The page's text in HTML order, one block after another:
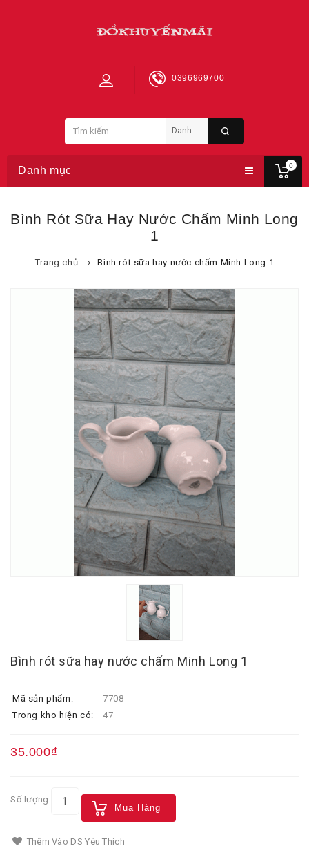
0
0396969700
Danh mục
Bình Rót Sữa Hay Nước Chấm Minh Long
1
Trang chủ Bình rót sữa hay nước chấm Minh Long 1
Bình rót sữa hay nước chấm Minh Long 1
Mã sản phẩm:
7708
Trong kho hiện có:
47
35.000₫
Số lượng
Mua Hàng
Thêm Vào DS Yêu Thích